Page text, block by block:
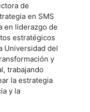
de
en SMS
en liderazgo de
estratégicos
Universidad del
y
trabajando
la estrategia
y la